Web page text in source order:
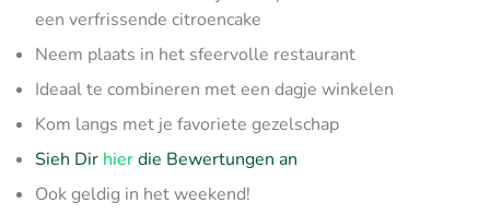
een verfrissende citroencake
Neem plaats in het sfeervolle restaurant
Ideaal te combineren met een dagje winkelen
Kom langs met je favoriete gezelschap
Sieh Dir hierdie Bewertungen an
Ook geldig in het weekend!